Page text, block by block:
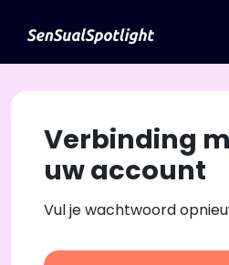
Verbinding
uw account
Vul je wachtwoord